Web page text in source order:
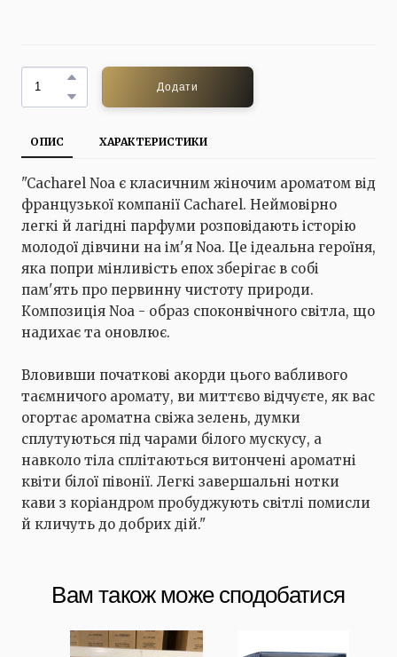
Додати
ОПИС ХАРАКТЕРИСТИКИ
"Cacharel Noa є класичним жіночим ароматом від
французької компанії Cacharel. Неймовірно
легкі й лагідні парфуми розповідають історію
молодої дівчини на ім'я Noa. Це ідеальна героїня,
яка попри мінливість епох зберігає в собі
пам'ять про первинну чистоту природи.
Композиція Noa - образ споконвічного світла, що
надихає та оновлює.
Вловивши початкові акорди цього вабливого
таємничого аромату, ви миттєво відчуєте, як вас
огортає ароматна свіжа зелень, думки
сплутуються під чарами білого мускусу, а
навколо тіла сплітаються витончені ароматні
квіти білої півонії. Легкі завершальні нотки
кави з коріандром пробуджують світлі помисли
й кличуть до добрих дій."
Вам також може сподобатися